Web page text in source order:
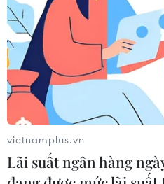
vietnamplus.vn
Lãi suất ngân hàng